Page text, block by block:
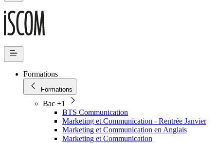
Formations
Formations
Bac +1
BTS Communication
Marketing et Communication - Rentrée Janvier
Marketing et Communication en Anglais
Marketing et Communication